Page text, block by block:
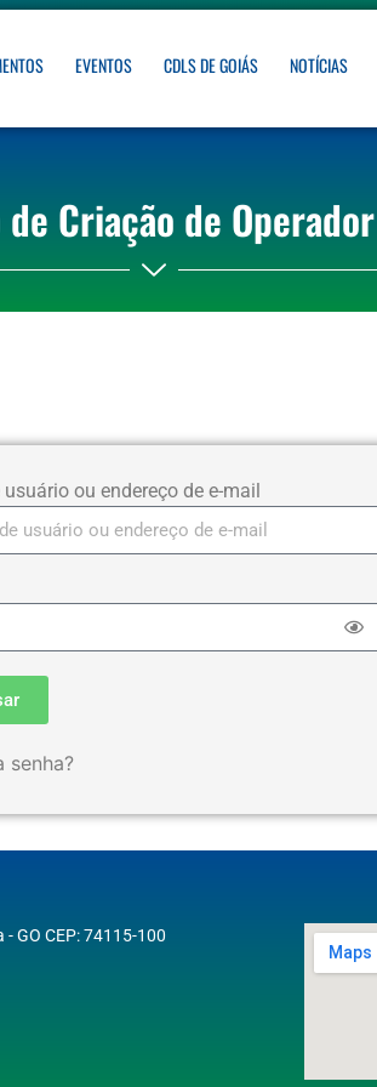
EVENTOS CDLS DE GOIÁS NOTÍCIAS
Criação de
usuário ou endereço de e-mail
senha?
- GO CEP: 74115-100